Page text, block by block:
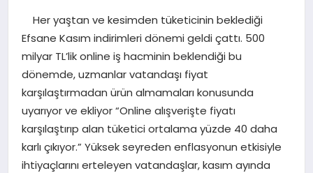
YAŞAM
EKONOMI
SAĞLIK
DÜNYA
Her yaştan ve kesimden tüketicinin beklediği
Efsane Kasım indirimleri dönemi geldi çattı. 500
milyar TL’lik online iş hacminin beklendiği bu
dönemde, uzmanlar vatandaşı fiyat
karşılaştırmadan ürün almamaları konusunda
uyarıyor ve ekliyor “Online alışverişte fiyatı
karşılaştırıp alan tüketici ortalama yüzde 40 daha
karlı çıkıyor.” Yüksek seyreden enflasyonun etkisiyle
ihtiyaçlarını erteleyen vatandaşlar, kasım ayında